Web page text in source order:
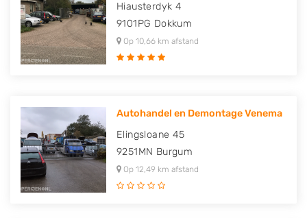
Hiausterdyk 4
9101PG Dokkum
Op 10,66 km afstand
Autohandel en Demontage Venema
Elingsloane 45
9251MN Burgum
Op 12,49 km afstand